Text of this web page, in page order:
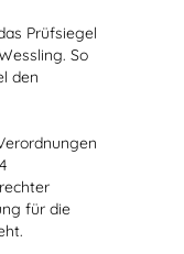
Prüfsiegel
So
den
für die